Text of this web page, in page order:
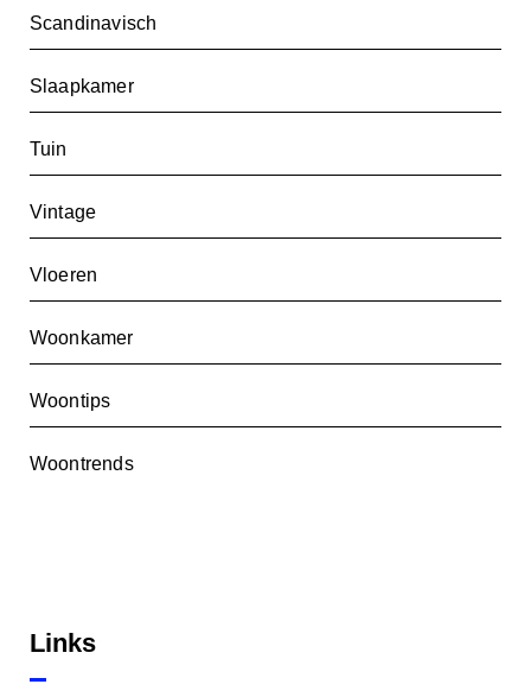
Scandinavisch
Slaapkamer
Tuin
Vintage
Vloeren
Woonkamer
Woontips
Woontrends
Links